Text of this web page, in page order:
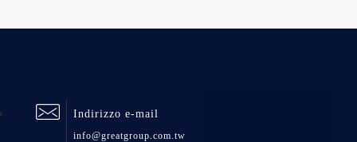
Indirizzo e-mail
info@greatgroup.com.tw